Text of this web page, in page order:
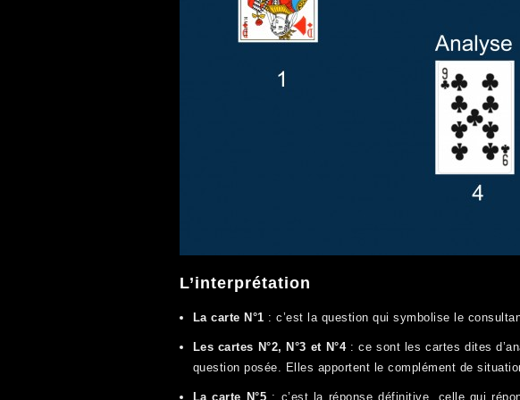
L’interprétation
La carte N°1 : c’est la question qui symbolise le
Les cartes N°2, N°3 et N°4: ce sont les cartes dites
question posée. Elles apportent le complément de
La carte N°5 : c’est la réponse définitive, celle qui